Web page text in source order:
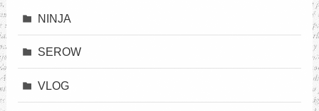
NINJA
SEROW
VLOG